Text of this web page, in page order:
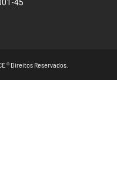
45
® Direitos Reservados.